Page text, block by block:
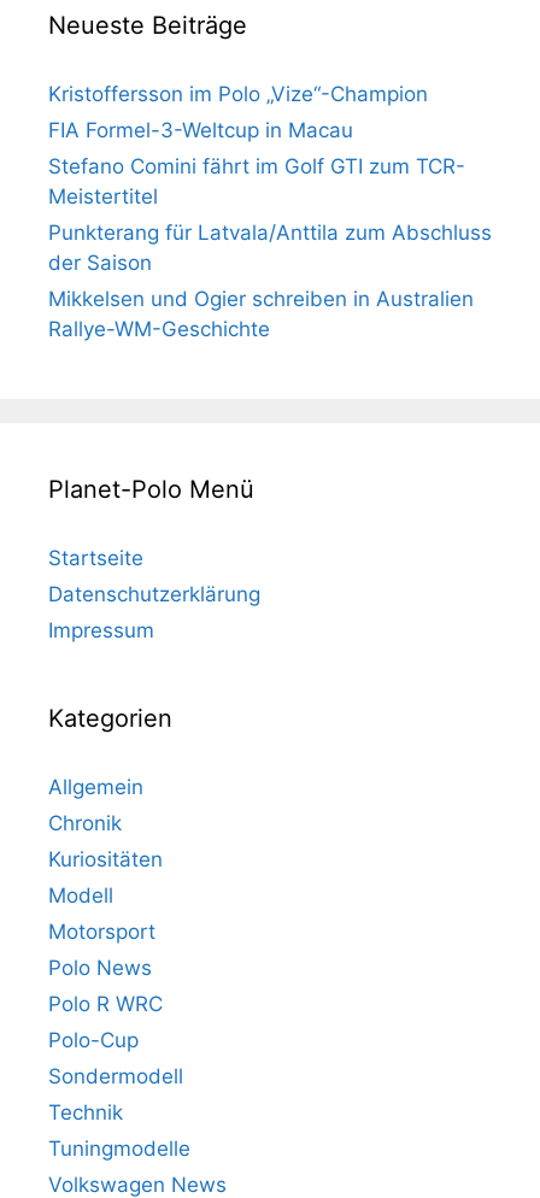
Neueste Beiträge
Kristoffersson im Polo „Vize“-Champion
FIA Formel-3-Weltcup in Macau
Stefano Comini fährt im Golf GTI zum TCR-
Meistertitel
Punkterang für Latvala/Anttila zum Abschluss
der Saison
Mikkelsen und Ogier schreiben in Australien
Rallye-WM-Geschichte
Planet-Polo Menü
Startseite
Datenschutzerklärung
Impressum
Kategorien
Allgemein
Chronik
Kuriositäten
Modell
Motorsport
Polo News
Polo R WRC
Polo-Cup
Sondermodell
Technik
Tuningmodelle
Volkswagen News